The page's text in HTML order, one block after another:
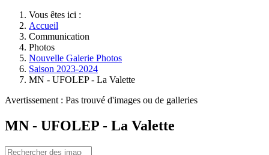
Vous êtes ici :
Accueil
Communication
Photos
Nouvelle Galerie Photos
Saison 2023-2024
MN - UFOLEP - La Valette
Avertissement : Pas trouvé d'images ou de galleries
MN - UFOLEP - La Valette